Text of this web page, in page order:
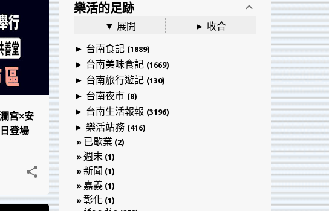
宮×安
登場
樂活的足跡
▼ 展開
► 收合
► 台南食記 (1889)
► 台南美味食記 (1669)
► 台南旅行遊記 (130)
► 台南夜市 (8)
► 台南生活報報 (3196)
► 樂活站務 (416)
» 已歇業 (2)
» 週末 (1)
» 新聞 (1)
» 嘉義 (1)
» 彰化 (1)